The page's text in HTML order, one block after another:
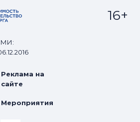
16+
Реклама на
сайте
Мероприятия